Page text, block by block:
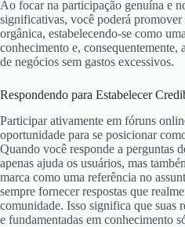
Ao focar na participação genuína e
significativas, você poderá
orgânica, estabelecendo-se como
conhecimento e, consequentemente,
de negócios sem gastos excessivos.
Respondendo para Estabelecer
Participar ativamente em fóruns
oportunidade para se posicionar
Quando você responde a perguntas
apenas ajuda os usuários, mas
marca como uma referência no
sempre fornecer respostas que
comunidade. Isso significa que suas
e fundamentadas em conhecimento